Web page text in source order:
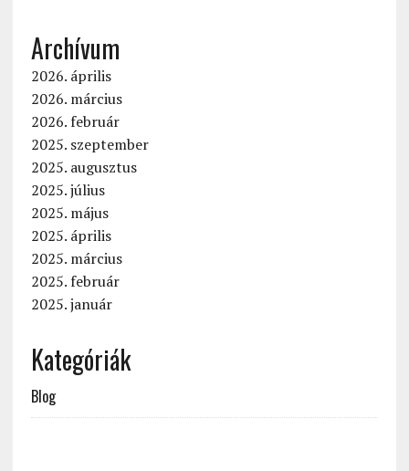
Archívum
2026. április
2026. március
2026. február
2025. szeptember
2025. augusztus
2025. július
2025. május
2025. április
2025. március
2025. február
2025. január
Kategóriák
Blog